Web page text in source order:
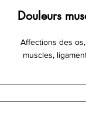
Douleurs
Affections des
muscles,